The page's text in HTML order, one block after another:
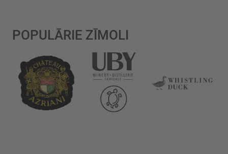
POPULĀRIE ZĪMOLI